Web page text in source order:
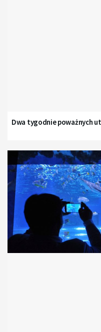
Dwa tygodnie poważnych